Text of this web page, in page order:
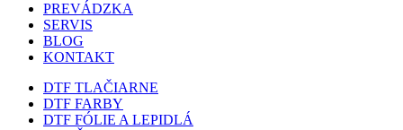
PREVÁDZKA
SERVIS
BLOG
KONTAKT
DTF TLAČIARNE
DTF FARBY
DTF FÓLIE A LEPIDLÁ